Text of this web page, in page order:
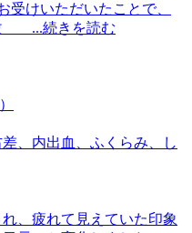
受けいただいたことで、
...続きを読む
、内出血、ふくらみ、し
、疲れて見えていた印象